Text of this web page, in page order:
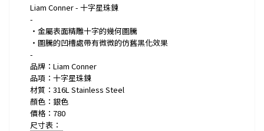
Liam Conner - 十字星珠鍊
-
・金屬表面精雕十字的幾何圖騰
・圖騰的凹槽處帶有微微的仿舊黑化效果
-
品牌：Liam Conner
品項：十字星珠鍊
材質：316L Stainless Steel
顏色：銀色
價格：780
尺寸表：